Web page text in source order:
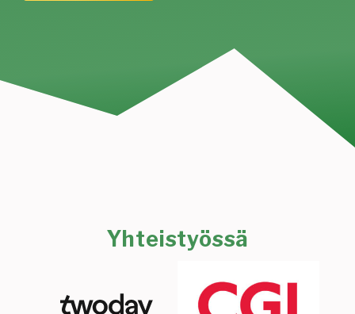
Yhteistyössä